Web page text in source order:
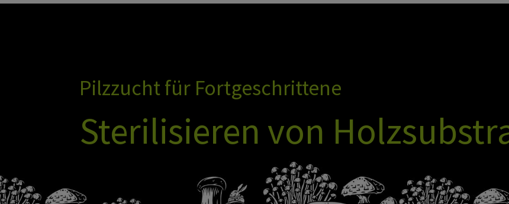
Pilzzucht für Fortgeschrittene
Sterilisieren von